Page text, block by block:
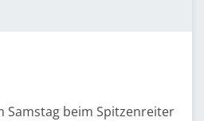
Samstag beim Spitzenreiter